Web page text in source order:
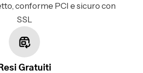
conforme PCI e sicuro con
SSL
Resi Gratuiti